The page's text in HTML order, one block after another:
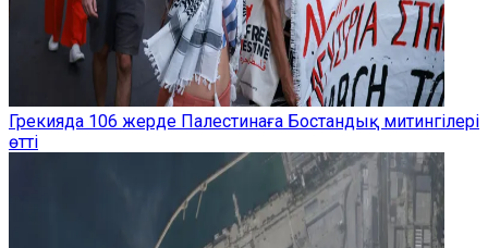
Грекияда 106 жерде Палестинаға Бостандық митингілері
өтті